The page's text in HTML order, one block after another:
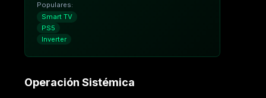
Populares:
Smart TV
PS5
Inverter
Operación Sistémica